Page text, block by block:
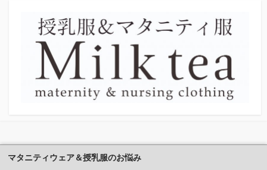
マタニティウェア＆授乳服のお悩み